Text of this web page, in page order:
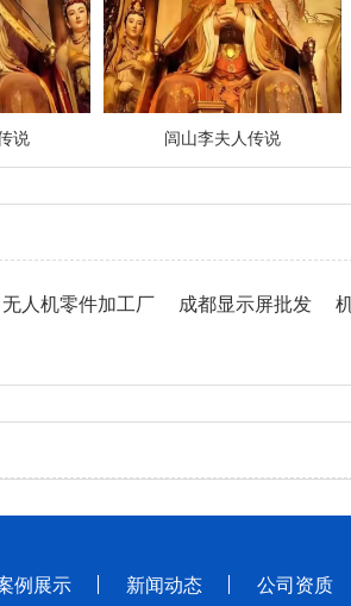
说 闾山李夫人传说
无人机零件加工厂 成都显示屏批发
例展示 新闻动态 公司资质